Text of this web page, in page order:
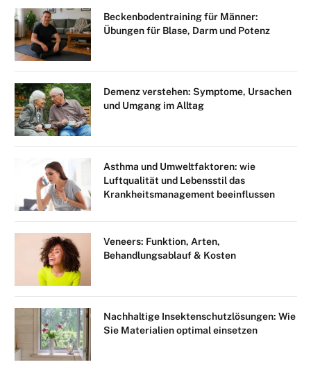
Beckenbodentraining für Männer:
Übungen für Blase, Darm und Potenz
Demenz verstehen: Symptome, Ursachen
und Umgang im Alltag
Asthma und Umweltfaktoren: wie
Luftqualität und Lebensstil das
Krankheitsmanagement beeinflussen
Veneers: Funktion, Arten,
Behandlungsablauf & Kosten
Nachhaltige Insektenschutzlösungen: Wie
Sie Materialien optimal einsetzen